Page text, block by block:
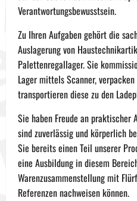
Verantwortungsbewusstsein.
Zu Ihren Aufgaben gehört die
Auslagerung von
Palettenregallager. Sie
Lager mittels Scanner,
transportieren diese zu den
Sie haben Freude an praktischer
sind zuverlässig und körperlich
Sie bereits einen Teil unserer
eine Ausbildung in diesem
Warenzusammenstellung mit
Referenzen nachweisen können.